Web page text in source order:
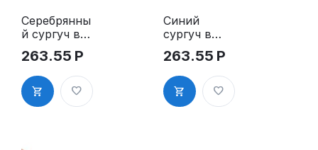
Серебрянны
й сургуч в
стержнях
263.55 Р
Синий
сургуч в
стержнях
263.55 Р